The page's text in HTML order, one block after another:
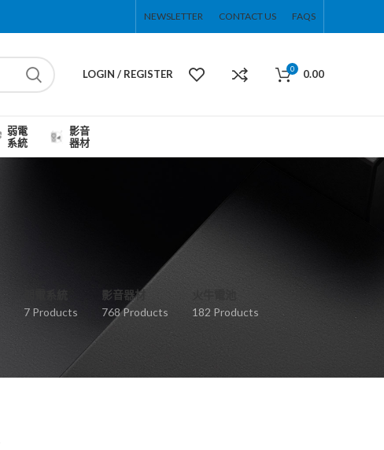
NEWSLETTER CONTACT US FAQS
LOGIN / REGISTER 0 0.00
弱電
系統
影音
器材
7 Products
影音器材
768 Products
182 Products